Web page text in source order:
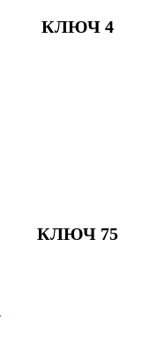
КЛЮЧ 4
КЛЮЧ 75